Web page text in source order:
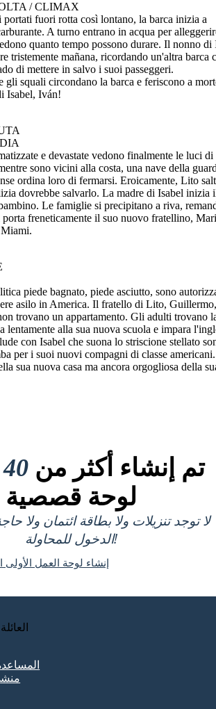
/ CLIMAX
portati fuori rotta così lontano, la barca inizia a
A turno entrano in acqua per
quanto tempo possono durare. Il nonno di
tristemente mañana, ricordando un'altra barca
di mettere in salvo i suoi passeggeri.
gli squali circondano la barca e feriscono a
Isabel, Iván!
e devastate vedono finalmente le luci di
sono vicini alla costa, una nave della
ordina loro di fermarsi. Eroicamente, Lito
dovrebbe salvarlo. La madre di Isabel inizia
Le famiglie si precipitano a riva,
porta freneticamente il suo nuovo fratellino,
piede bagnato, piede asciutto, sono
asilo in America. Il fratello di Lito,
trovano un appartamento. Gli adulti trovano
lentamente alla sua nuova scuola e impara
con Isabel che suona lo striscione stellato
per i suoi nuovi compagni di classe
sua nuova casa ma ancora orgogliosa della
تم إنشاء أكثر من 40 مليون
لوحة قصصية
لا توجد تنزيلات ولا بطاقة ائتمان ولا
الدخول للمحاولة!
إنشاء لوحة العمل